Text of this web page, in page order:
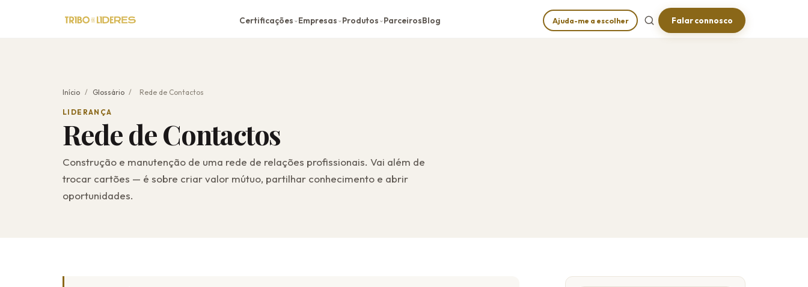
Certificações ⌄Empresas ⌄Produtos ⌄ParceirosBlog Ajuda-me a escolher Falar connosco
Início / Glossário / Rede de Contactos
LIDERANÇA
Rede de Contactos
Construção e manutenção de uma rede de relações profissionais. Vai além de
trocar cartões — é sobre criar valor mútuo, partilhar conhecimento e abrir
oportunidades.